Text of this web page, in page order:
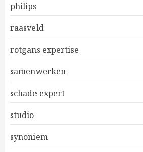
philips
raasveld
rotgans expertise
samenwerken
schade expert
studio
synoniem